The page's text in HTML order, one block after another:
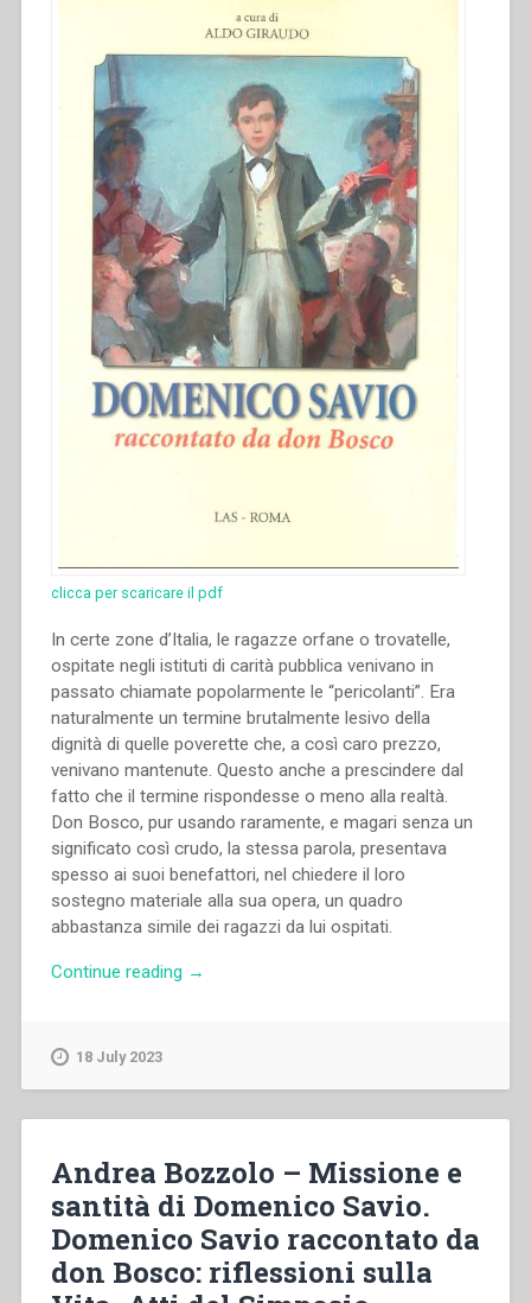
Vita.
Atti
Simposio”
clicca per scaricare il pdf
In certe zone d’Italia, le ragazze orfane o trovatelle,
ospitate negli istituti di carità pubblica venivano in
passato chiamate popolarmente le “pericolanti”. Era
naturalmente un termine brutalmente lesivo della
dignità di quelle poverette che, a così caro prezzo,
venivano mantenute. Questo anche a prescindere dal
fatto che il termine rispondesse o meno alla realtà.
Don Bosco, pur usando raramente, e magari senza un
significato così crudo, la stessa parola, presentava
spesso ai suoi benefattori, nel chiedere il loro
sostegno materiale alla sua opera, un quadro
abbastanza simile dei ragazzi da lui ospitati.
Continue reading “Guido
lettura
etica
della
“Vita”.
Domenico
→
18 July 2023
Andrea Bozzolo – Missione e
santità di Domenico Savio.
Domenico Savio raccontato da
don Bosco: riflessioni sulla